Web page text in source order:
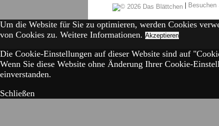
|
Um die Website für Sie zu optimieren, werden Cookies
von Cookies zu. Weitere Informationen. Akzeptieren
Die Cookie-Einstellungen auf dieser Website sind auf
Wenn Sie diese Website ohne Änderung Ihrer Cookie-
einverstanden.
Schließen